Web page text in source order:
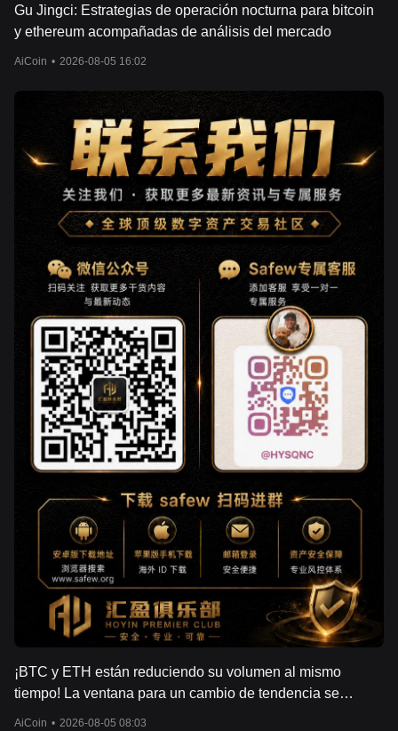
Gu Jingci: Estrategias de operación nocturna para bitcoin
y ethereum acompañadas de análisis del mercado
AiCoin • 2026-08-05 16:02
¡BTC y ETH están reduciendo su volumen al mismo
tiempo! La ventana para un cambio de tendencia se
AiCoin • 2026-08-05 08:03